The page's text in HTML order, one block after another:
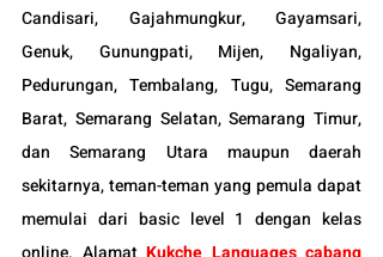
Candisari, Gajahmungkur, Gayamsari,
Genuk, Gunungpati, Mijen, Ngaliyan,
Pedurungan, Tembalang, Tugu, Semarang
Barat, Semarang Selatan, Semarang Timur,
dan Semarang Utara maupun daerah
sekitarnya, teman-teman yang pemula dapat
memulai dari basic level 1 dengan kelas